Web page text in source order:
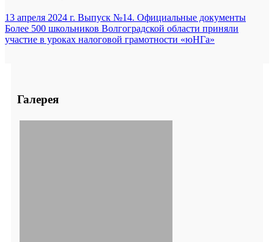
13 апреля 2024 г. Выпуск №14. Официальные документы
Более 500 школьников Волгоградской области приняли
участие в уроках налоговой грамотности «юНГа»
Галерея